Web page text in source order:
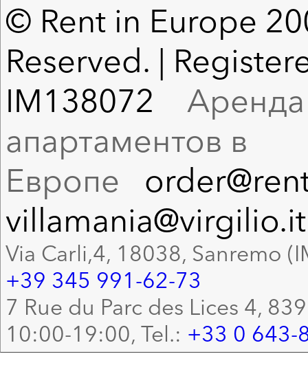
© Rent in Europe
Reserved. |
IM138072 Аренда
апартаментов в
Европе
villamania@virgilio.it
Via Carli,4, 18038, Sanremo
+39 345 991-62-73
7 Rue du Parc des Lices 4,
10:00-19:00, Tel.: +33 0 643-